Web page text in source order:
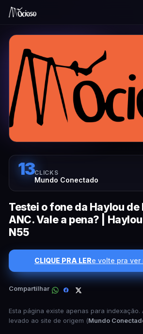
13CLICKS
Mundo Conectado
Testei o fone da Haylou de
ANC. Vale a pena? |
N55
CLIQUE PRA LERe volte pra ver
Compartilhar
Esta página existe apenas para
levado ao site de origem (Mundo